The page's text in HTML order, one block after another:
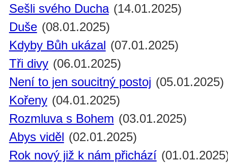
Sešli svého Ducha (14.01.2025)
Duše (08.01.2025)
Kdyby Bůh ukázal (07.01.2025)
Tři divy (06.01.2025)
Není to jen soucitný postoj (05.01.2025)
Kořeny (04.01.2025)
Rozmluva s Bohem (03.01.2025)
Abys viděl (02.01.2025)
Rok nový již k nám přichází